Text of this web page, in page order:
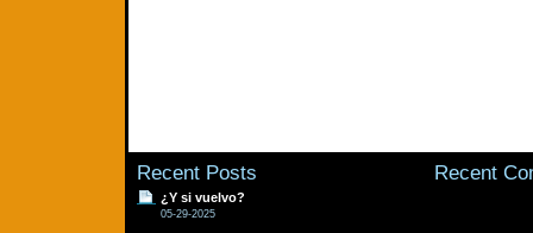
Recent Posts
¿Y si vuelvo?
05-29-2025
Recent